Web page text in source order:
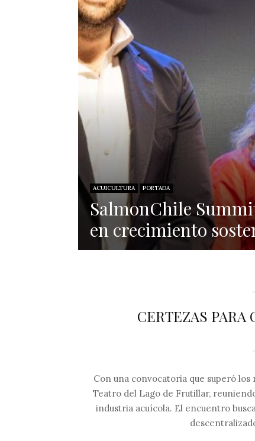
ACUICULTURA PORTADA
SalmonChile
en crecimiento
CERTEZAS PARA
Con una convocatoria que superó
Teatro del Lago de Frutillar,
industria acuícola. El encuentro